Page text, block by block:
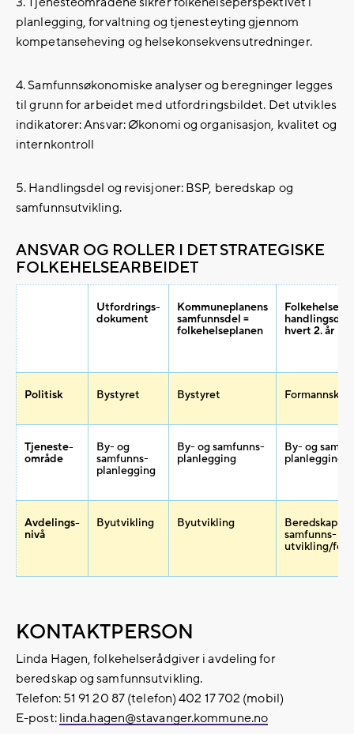
planlegging, forvaltning og tjenesteyting gjennom
kompetanseheving og helsekonsekvensutredninger.
4. Samfunnsøkonomiske analyser og beregninger legges
til grunn for arbeidet med utfordringsbildet. Det utvikles
indikatorer: Ansvar: Økonomi og organisasjon, kvalitet og
internkontroll
5. Handlingsdel og revisjoner: BSP, beredskap og
samfunnsutvikling.
ANSVAR OG ROLLER I DET STRATEGISKE
FOLKEHELSEARBEIDET
Utfordrings-
dokument
Kommuneplanens
samfunnsdel =
folkehelseplanen
Folkehelse-
handlingsdel
hvert 2. år
Politisk Bystyret Bystyret
Tjeneste-
område
By- og
samfunns-
planlegging
By- og samfunns-
planlegging
By- og
planlegging
Avdelings-
nivå
Byutvikling Byutvikling
Beredskap og
samfunns-
utvikling/
KONTAKTPERSON
Linda Hagen, folkehelserådgiver i avdeling for
beredskap og samfunnsutvikling.
Telefon: 51 91 20 87 (telefon) 402 17 702 (mobil)
E-post: linda.hagen@​stavanger.kommune.no